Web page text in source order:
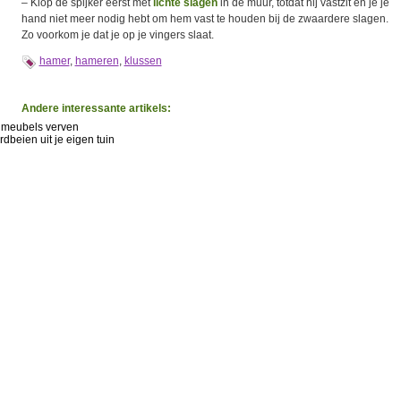
– Klop de spijker eerst met lichte slagenin de muur, totdat hij vastzit en je je
hand niet meer nodig hebt om hem vast te houden bij de zwaardere slagen.
Zo voorkom je dat je op je vingers slaat.
hamer, hameren, klussen
Andere interessante artikels:
verven
uit je eigen tuin